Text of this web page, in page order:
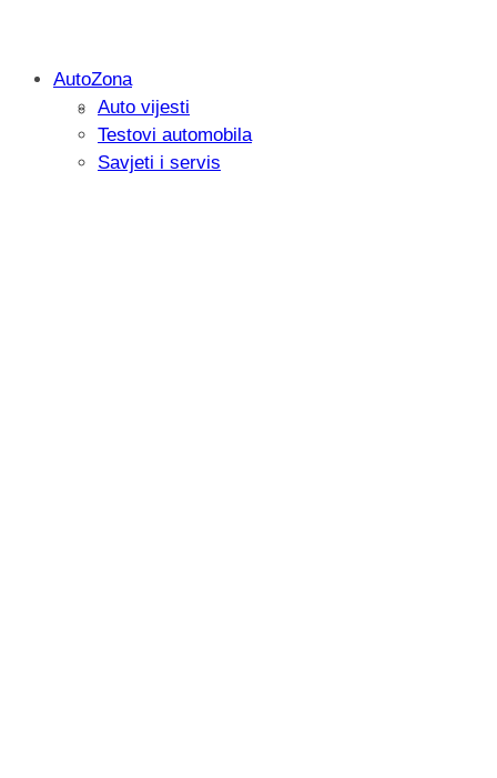
Savjetujemo: Što učiniti kada vaš
AutoZona
Auto vijesti
Testovi automobila
Savjeti i servis